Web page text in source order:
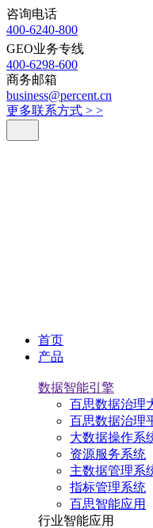
咨询电话
400-6240-800
GEO业务专线
400-6298-600
商务邮箱
business@percent.cn
更多联系方式 > >
首页
产品
数据智能引擎
百思数据治理
百思数据治理
大数据操作系
资源服务系统
主数据管理系
指标管理系统
百思智能应用
行业智能应用